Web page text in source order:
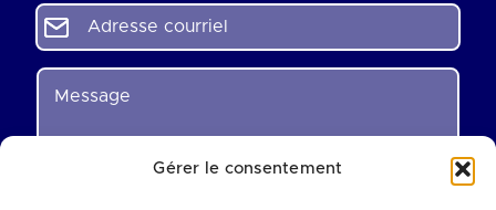
Gérer le consentement
*
A
d
r
e
e
M
s